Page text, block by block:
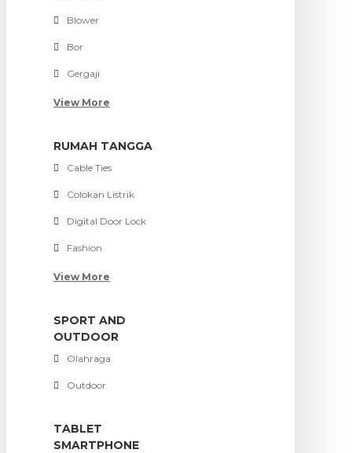
Blower
Bor
Gergaji
View More
RUMAH TANGGA
Cable Ties
Colokan Listrik
Digital Door Lock
Fashion
View More
SPORT AND
OUTDOOR
Olahraga
Outdoor
TABLET
SMARTPHONE